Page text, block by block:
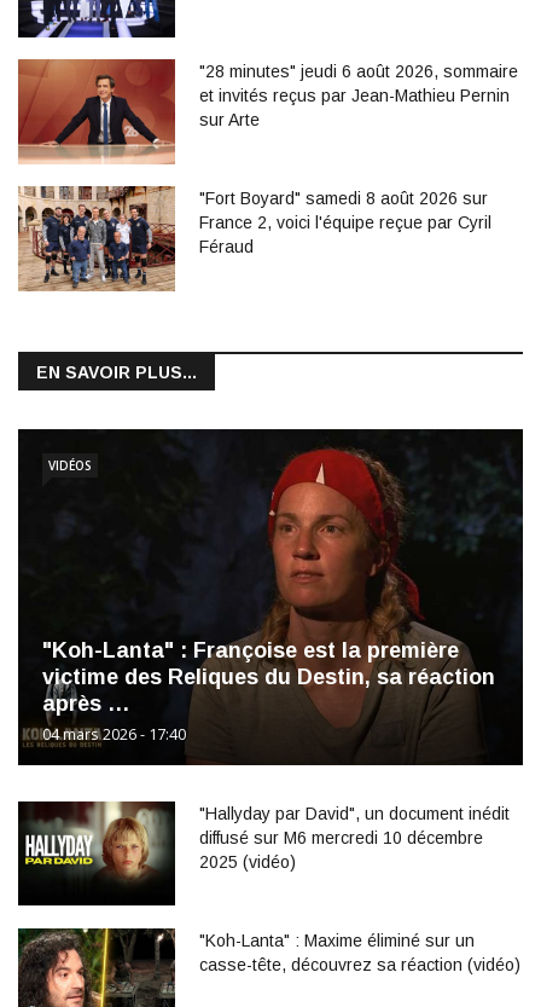
"28 minutes" jeudi 6 août 2026, sommaire
et invités reçus par Jean-Mathieu Pernin
sur Arte
"Fort Boyard" samedi 8 août 2026 sur
France 2, voici l'équipe reçue par Cyril
Féraud
EN SAVOIR PLUS...
"Koh-Lanta" : Françoise est la première
victime des Reliques du Destin, sa réaction
après …
04 mars 2026 - 17:40
VIDÉOS
"Hallyday par David", un document inédit
diffusé sur M6 mercredi 10 décembre
2025 (vidéo)
"Koh-Lanta" : Maxime éliminé sur un
casse-tête, découvrez sa réaction (vidéo)